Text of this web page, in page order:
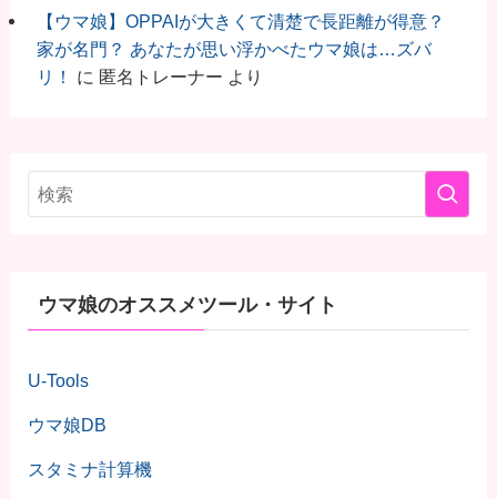
【ウマ娘】OPPAIが大きくて清楚で長距離が得意？
家が名門？ あなたが思い浮かべたウマ娘は…ズバ
リ！
に 匿名トレーナー より
ウマ娘のオススメツール・サイト
U-Tools
ウマ娘DB
スタミナ計算機